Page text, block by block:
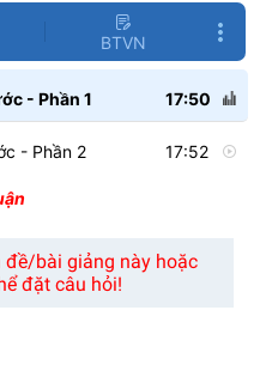
BTVN
- Phần 1 17:50
- Phần 2 17:52
đề/bài giảng này hoặc
đặt câu hỏi!